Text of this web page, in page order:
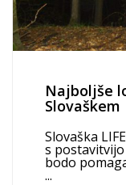
Najboljše
Slovaškem
Slovaška
s
bodo
...